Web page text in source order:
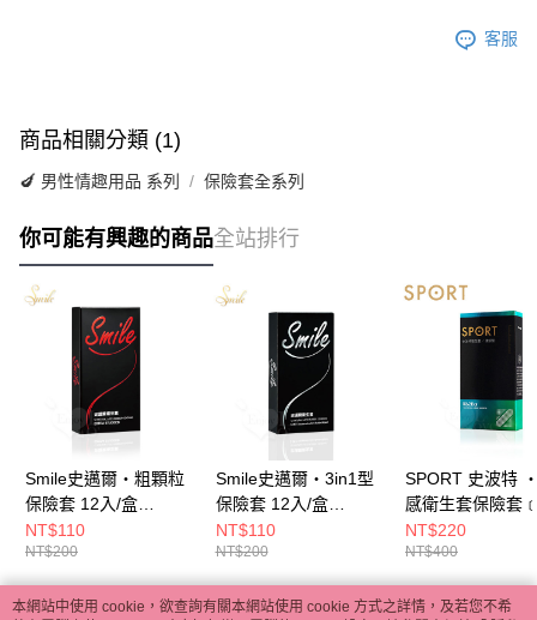
客服
商品相關分類 (1)
🍆 男性情趣用品 系列 保險套全系列
你可能有興趣的商品全站排行
Smile史邁爾‧粗顆粒
保險套 12入/盒
E562053
NT$110
NT$200
Smile史邁爾‧3in1型
保險套 12入/盒
E562055
NT$110
NT$200
SPORT 史波特
感衛生套保險套
入/盒﹞ E592628
NT$220
NT$400
本網站中使用 cookie，欲查詢有關本網站使用 cookie 方式之詳情，及若您不希